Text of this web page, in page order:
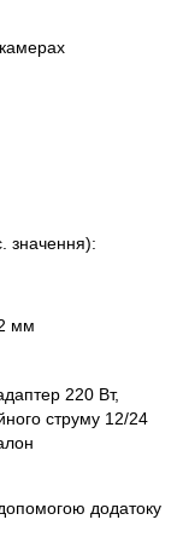
значення):
мм
220 Вт,
струму 12/24
додатоку